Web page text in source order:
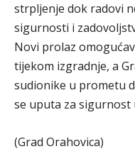
strpljenje dok radovi
sigurnosti i
Novi prolaz
tijekom izgradnje, a
sudionike u prometu
se uputa za sigurnost
(Grad Orahovica)